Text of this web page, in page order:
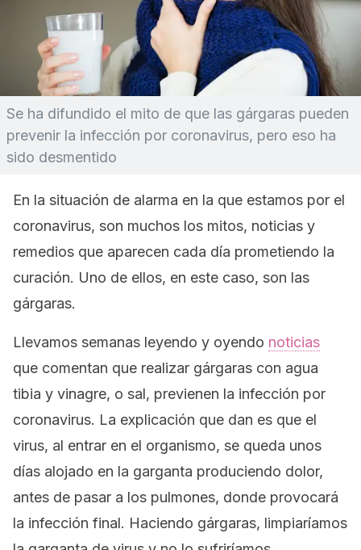
Se ha difundido el mito de que las gárgaras pueden
prevenir la infección por coronavirus, pero eso ha
sido desmentido
En la situación de alarma en la que estamos por el
coronavirus, son muchos los mitos, noticias y
remedios que aparecen cada día prometiendo la
curación. Uno de ellos, en este caso, son las
gárgaras.
Llevamos semanas leyendo y oyendo noticias
que comentan que realizar gárgaras con agua
tibia y vinagre, o sal, previenen la infección por
coronavirus. La explicación que dan es que el
virus, al entrar en el organismo, se queda unos
días alojado en la garganta produciendo dolor,
antes de pasar a los pulmones, donde provocará
la infección final. Haciendo gárgaras, limpiaríamos